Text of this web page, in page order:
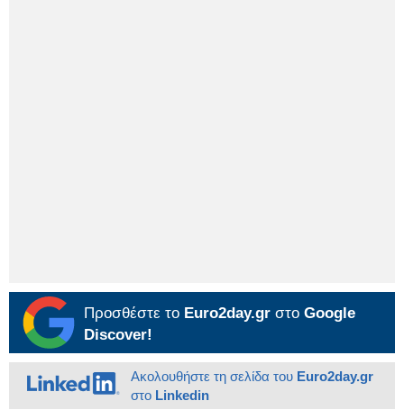
Προσθέστε το Euro2day.gr στο Google
Discover!
Ακολουθήστε τη σελίδα του Euro2day.gr
στο Linkedin